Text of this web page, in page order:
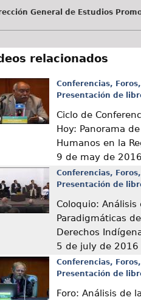
General de Estudios
relacionados
Conferencias,
Presentación de
Ciclo de
Hoy: Panorama
Humanos en la
9 de may de
Conferencias,
Presentación de
Coloquio: Análisis
Paradigmáticas
Derechos
5 de july de 2016
Conferencias,
Presentación de
Foro: Análisis de